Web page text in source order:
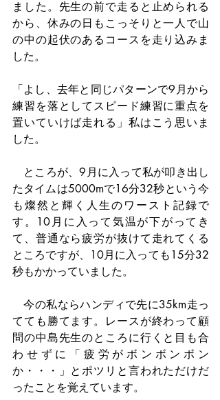
ました。先生の前で走ると止められる
から、休みの日もこっそりと一人で山
の中の起伏のあるコースを走り込みま
した。
「よし、去年と同じパターンで9月から
練習を落としてスピード練習に重点を
置いていけば走れる」私はこう思いま
した。
ところが、9月に入って私が叩き出し
たタイムは5000mで16分32秒という今
も燦然と輝く人生のワースト記録で
す。10月に入って気温が下がってき
て、普通なら疲労が抜けて走れてくる
ところですが、10月に入っても15分32
秒もかかっていました。
今の私ならハンディで先に35km走っ
てても勝てます。レースが終わって顧
問の中島先生のところに行くと目も合
わせずに「疲労がボンボンボン
か・・・」とポツリと言われただけだ
ったことを覚えています。